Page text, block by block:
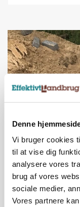
Denne
Vi bruger cookies
til at vise dig
analysere vores
brug af vores
sociale medier,
Vores partnere
BUSINESS
Fra mark til
marked for